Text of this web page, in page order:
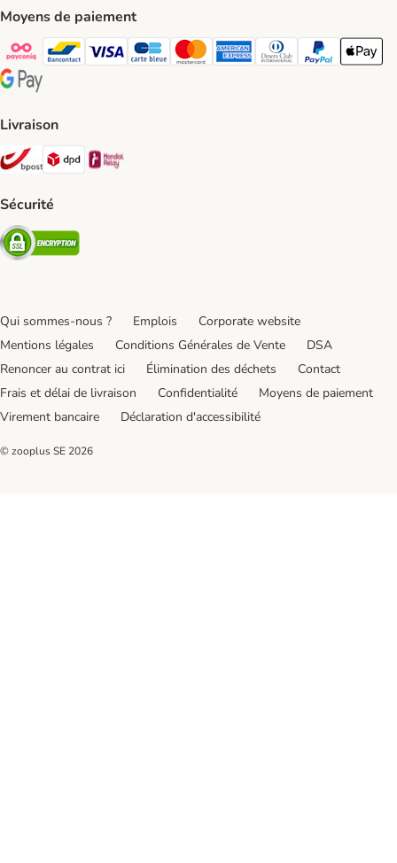
Moyens de paiement
Payconiq Payment Method
bancontact Payment Method
Visa Payment Method
carte bleue Payment Method
Master card Payment Method
American express Payment
Diners club Payment
Paypal Payment
Apple
Google Pay Payment Method
Livraison
Bpost Shipping Method
DPD Shipping Method
Sécurité
Security
Qui sommes-nous ? Emplois
Corporate website
Mentions légales
Conditions Générales de Vente
DSA
Renoncer au contrat ici
Élimination des déchets
Contact
Frais et délai de livraison
Confidentialité
Moyens de paiement
Virement bancaire
Déclaration d'accessibilité
© zooplus SE 2026